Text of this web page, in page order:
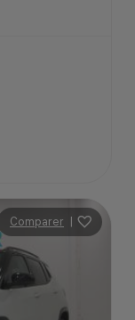
Comparer |